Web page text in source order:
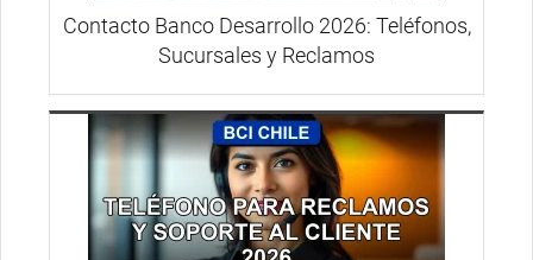
Contacto Banco Desarrollo 2026: Teléfonos,
Sucursales y Reclamos